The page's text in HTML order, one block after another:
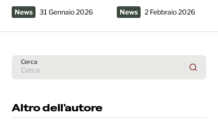
News 31 Gennaio 2026 News 2 Febbraio 2026
Cerca
Altro dell’autore